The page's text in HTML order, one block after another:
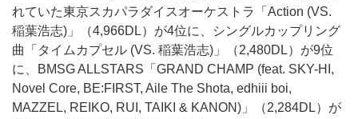
れていた東京スカパラダイスオーケストラ「Action (VS.
稲葉浩志)」（4,966DL）が4位に、シングルカップリング
曲「タイムカプセル (VS. 稲葉浩志)」（2,480DL）が9位
に、BMSG ALLSTARS「GRAND CHAMP (feat. SKY-HI,
Novel Core, BE:FIRST, Aile The Shota, edhiii boi,
MAZZEL, REIKO, RUI, TAIKI & KANON)」（2,284DL）が